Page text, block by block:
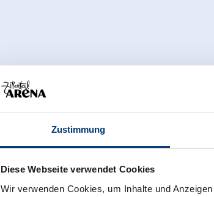
Zustimmung
Diese Webseite verwendet Cookies
Wir verwenden Cookies, um Inhalte und